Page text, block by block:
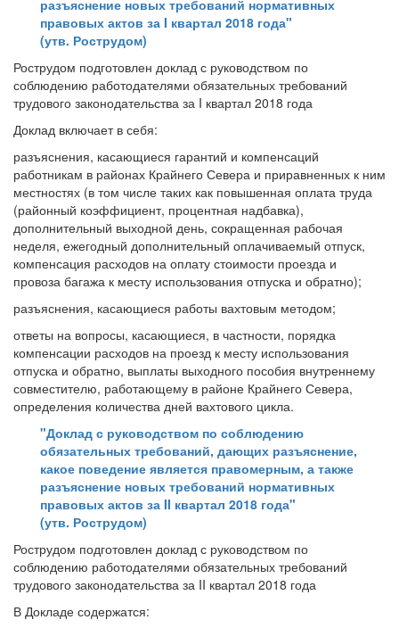
разъяснение новых требований нормативных
правовых актов за I квартал 2018 года"
(утв. Рострудом)
Рострудом подготовлен доклад с руководством по
соблюдению работодателями обязательных требований
трудового законодательства за I квартал 2018 года
Доклад включает в себя:
разъяснения, касающиеся гарантий и компенсаций
работникам в районах Крайнего Севера и приравненных к ним
местностях (в том числе таких как повышенная оплата труда
(районный коэффициент, процентная надбавка),
дополнительный выходной день, сокращенная рабочая
неделя, ежегодный дополнительный оплачиваемый отпуск,
компенсация расходов на оплату стоимости проезда и
провоза багажа к месту использования отпуска и обратно);
разъяснения, касающиеся работы вахтовым методом;
ответы на вопросы, касающиеся, в частности, порядка
компенсации расходов на проезд к месту использования
отпуска и обратно, выплаты выходного пособия внутреннему
совместителю, работающему в районе Крайнего Севера,
определения количества дней вахтового цикла.
"Доклад с руководством по соблюдению
обязательных требований, дающих разъяснение,
какое поведение является правомерным, а также
разъяснение новых требований нормативных
правовых актов за II квартал 2018 года"
(утв. Рострудом)
Рострудом подготовлен доклад с руководством по
соблюдению работодателями обязательных требований
трудового законодательства за II квартал 2018 года
В Докладе содержатся: